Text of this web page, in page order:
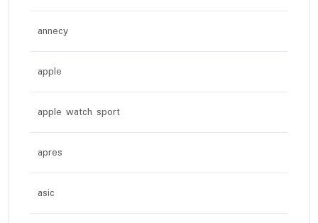
annecy
apple
apple watch sport
apres
asic